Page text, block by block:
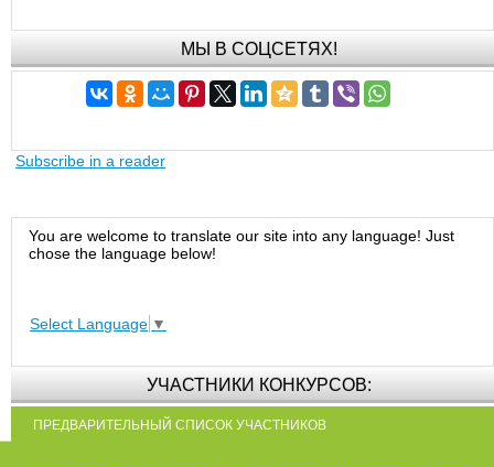
МЫ В СОЦСЕТЯХ!
Subscribe in a reader
You are welcome to translate our site into any language! Just
chose the language below!
Select Language ▼
УЧАСТНИКИ КОНКУРСОВ:
ПРЕДВАРИТЕЛЬНЫЙ СПИСОК УЧАСТНИКОВ